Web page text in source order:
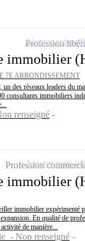
immobilier
7E ARRONDISSEMENT
des réseaux leaders du
consultants immobiliers
renseigné
Profession
Ajouter cette
immobilier
immobilier expérimenté
En qualité de
de manière...
- Non renseigné
ProfessionAjouter cette